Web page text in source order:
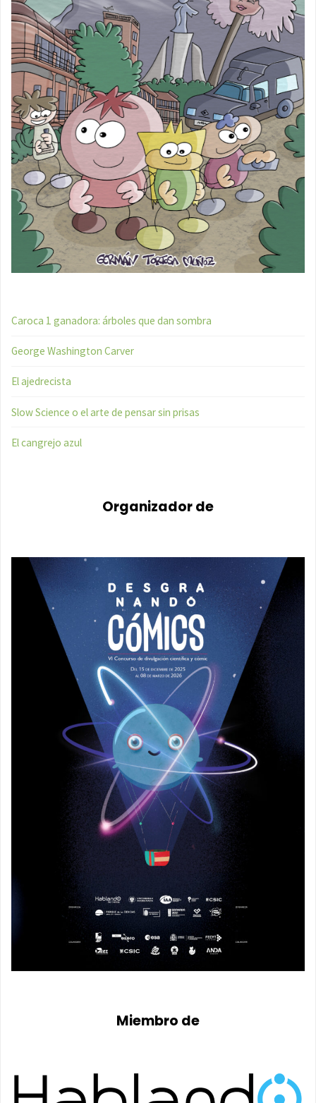
Caroca 1 ganadora: árboles que dan sombra
George Washington Carver
El ajedrecista
Slow Science o el arte de pensar sin prisas
El cangrejo azul
Organizador de
Miembro de